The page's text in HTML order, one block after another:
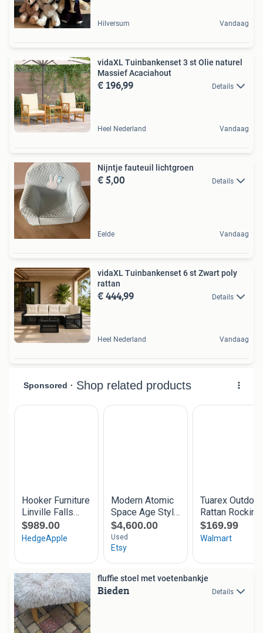
Hilversum Vandaag
vidaXL Tuinbankenset 3 st Olie naturel
Massief Acaciahout
€ 196,99 Details
Heel Nederland Vandaag
Nijntje fauteuil lichtgroen
€ 5,00 Details
Eelde Vandaag
vidaXL Tuinbankenset 6 st Zwart poly
rattan
€ 444,99 Details
Heel Nederland Vandaag
fluffie stoel met voetenbankje
Bieden Details